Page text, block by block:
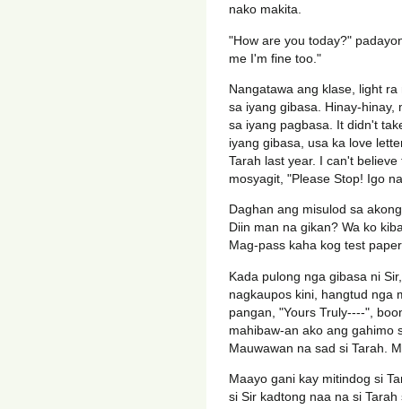
nako makita.
"How are you today?"
me I'm fine too."
Nangatawa ang klase, light
sa iyang gibasa. Hinay-hinay,
sa iyang pagbasa. It didn't
iyang gibasa, usa ka love
Tarah last year. I can't
mosyagit, "Please Stop! Igo
Daghan ang misulod sa
Diin man na gikan? Wa ko
Mag-pass kaha kog test
Kada pulong nga gibasa ni
nagkaupos kini, hangtud nga
pangan, "Yours Truly----",
mahibaw-an ako ang gahimo
Mauwawan na sad si Tarah.
Maayo gani kay mitindog si
si Sir kadtong naa na si